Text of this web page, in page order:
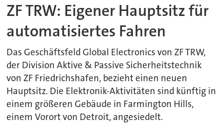
ZF TRW: Eigener Hauptsitz für
automatisiertes Fahren
Das Geschäftsfeld Global Electronics von ZF TRW,
der Division Aktive & Passive Sicherheitstechnik
von ZF Friedrichshafen, bezieht einen neuen
Hauptsitz. Die Elektronik-Aktivitäten sind künftig in
einem größeren Gebäude in Farmington Hills,
einem Vorort von Detroit, angesiedelt.